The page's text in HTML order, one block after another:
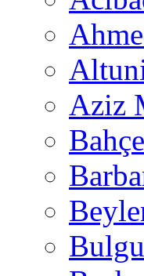
Aziz